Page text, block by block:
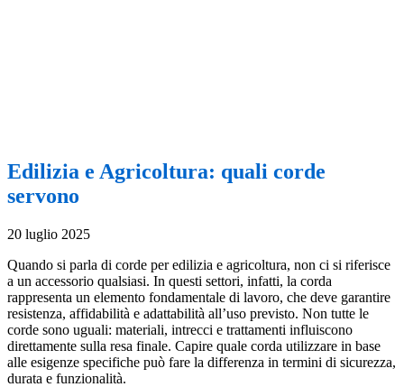
Edilizia e Agricoltura: quali corde
servono
20 luglio 2025
Quando si parla di corde per edilizia e agricoltura, non ci si riferisce
a un accessorio qualsiasi. In questi settori, infatti, la corda
rappresenta un elemento fondamentale di lavoro, che deve garantire
resistenza, affidabilità e adattabilità all’uso previsto. Non tutte le
corde sono uguali: materiali, intrecci e trattamenti influiscono
direttamente sulla resa finale. Capire quale corda utilizzare in base
alle esigenze specifiche può fare la differenza in termini di sicurezza,
durata e funzionalità.